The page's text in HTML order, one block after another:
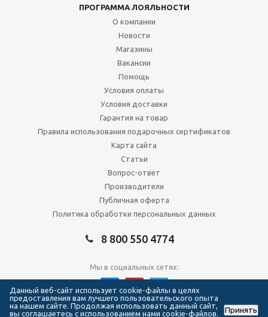
ПРОГРАММА ЛОЯЛЬНОСТИ
О компании
Новости
Магазины
Вакансии
Помощь
Условия оплаты
Условия доставки
Гарантия на товар
Правила использования подарочных сертификатов
Карта сайта
Статьи
Вопрос-ответ
Производители
Публичная оферта
Политика обработки персональных данных
8 800 550 4774
Мы в социальных сетях:
2026 © Сеть магазинов Forma Hockey
Данный веб-сайт использует cookie-файлы в целях
предоставления вам лучшего пользовательского опыта
на нашем сайте. Продолжая использовать данный сайт,
вы соглашаетесь с использованием нами cookie-файлов.
Принять